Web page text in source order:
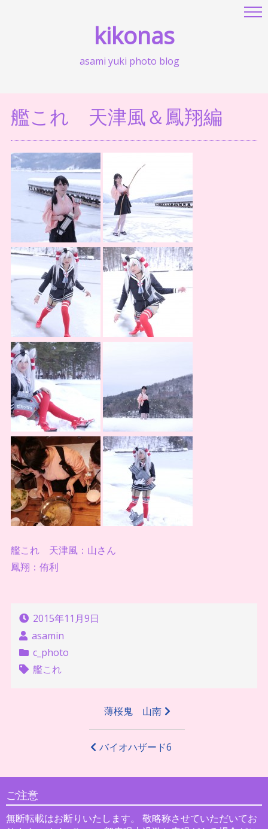
kikonas
asami yuki photo blog
艦これ 天津風＆鳳翔編
艦これ 天津風：山さん
鳳翔：侑利
2015年11月9日
asamin
c_photo
艦これ
ゲ
ー
薄桜鬼 山南
バイオハザード6
ご注意
無断転載はお断りいたします。 敬略称させていただいてお